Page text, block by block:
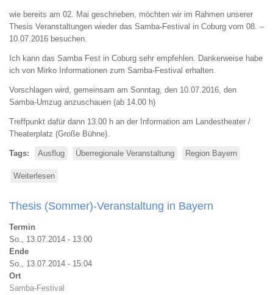
wie bereits am 02. Mai geschrieben, möchten wir im Rahmen unserer
Thesis Veranstaltungen wieder das Samba-Festival in Coburg vom 08. –
10.07.2016 besuchen.
Ich kann das Samba Fest in Coburg sehr empfehlen. Dankerweise habe
ich von Mirko Informationen zum Samba-Festival erhalten.
Vorschlagen wird, gemeinsam am Sonntag, den 10.07.2016, den
Samba-Umzug anzuschauen (ab 14.00 h)
Treffpunkt dafür dann 13.00 h an der Information am Landestheater /
Theaterplatz (Große Bühne).
Tags Ausflug Überregionale Veranstaltung Region Bayern
Weiterlesen
SambaFest
in
Thesis (Sommer)-Veranstaltung in Bayern
Termin
So., 13.07.2014 - 13:00
Ende
So., 13.07.2014 - 15:04
Ort
Samba-Festival